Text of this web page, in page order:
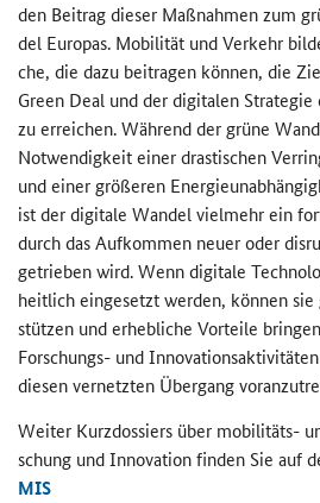
den Bei­trag die­ser Maß­nah­men zum
del Eu­ro­pas. Mo­bi­li­tät und Ver­kehr
che, die dazu bei­tra­gen kön­nen, die
Green Deal und der di­gi­ta­len
zu er­rei­chen. Wäh­rend der grüne
Not­wen­dig­keit einer dras­ti­schen
und einer grö­ße­ren
ist der di­gi­ta­le Wan­del viel­mehr ein
durch das Auf­kom­men neuer oder
ge­trie­ben wird. Wenn di­gi­ta­le
heit­lich ein­ge­setzt wer­den, kön­nen
stüt­zen und er­heb­li­che Vor­tei­le
Forschungs-​ und
die­sen ver­netz­ten Über­gang
Wei­ter Kurz­dos­siers über mobilitäts-​
schung und In­no­va­ti­on fin­den Sie auf
MIS